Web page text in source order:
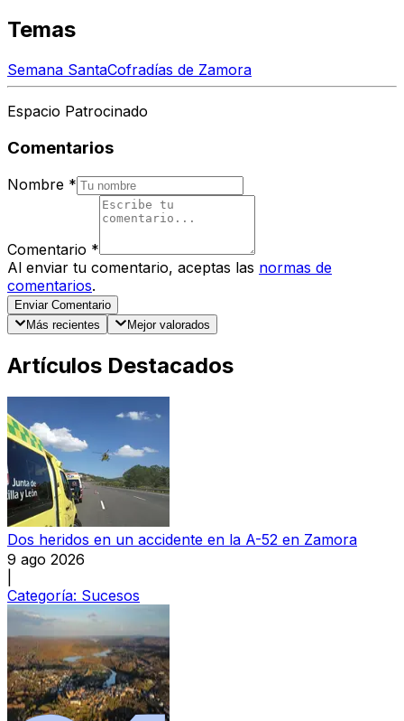
Temas
Semana SantaCofradías de Zamora
Espacio Patrocinado
Comentarios
Nombre *
Comentario *
Al enviar tu comentario, aceptas las normas de
comentarios.
Enviar Comentario
Más recientes
Mejor valorados
Artículos Destacados
Dos heridos en un accidente en la A-52 en Zamora
9 ago 2026
Categoría: Sucesos